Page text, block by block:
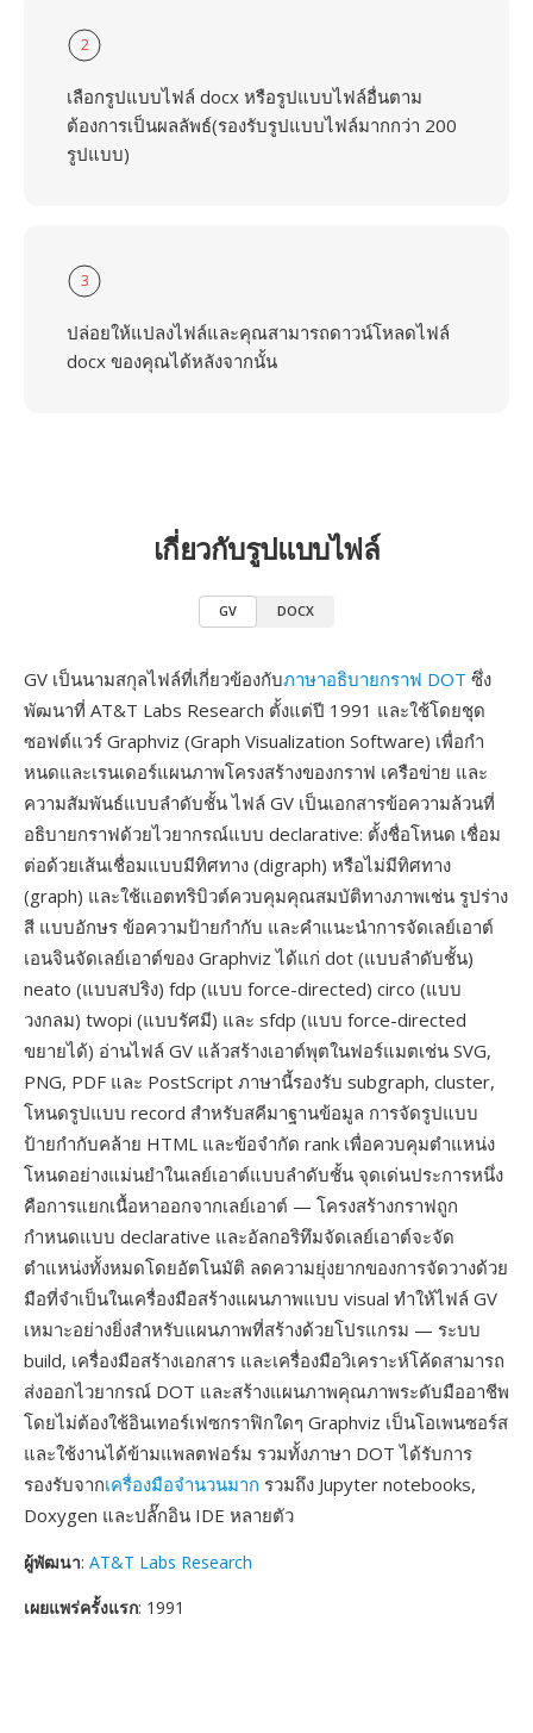
2
เลือกรูปแบบไฟล์ docx หรือรูปแบบไฟล์อื่นตาม
ต้องการเป็นผลลัพธ์(รองรับรูปแบบไฟล์มากกว่า 200
รูปแบบ)
3
ปล่อยให้แปลงไฟล์และคุณสามารถดาวน์โหลดไฟล์
docx ของคุณได้หลังจากนั้น
เกี่ยวกับรูปแบบไฟล์
GV DOCX
GV เป็นนามสกุลไฟล์ที่เกี่ยวข้องกับภาษาอธิบายกราฟ DOT ซึ่ง
พัฒนาที่ AT&T Labs Research ตั้งแต่ปี 1991 และใช้โดยชุด
ซอฟต์แวร์ Graphviz (Graph Visualization Software) เพื่อกำ
หนดและเรนเดอร์แผนภาพโครงสร้างของกราฟ เครือข่าย และ
ความสัมพันธ์แบบลำดับชั้น ไฟล์ GV เป็นเอกสารข้อความล้วนที่
อธิบายกราฟด้วยไวยากรณ์แบบ declarative: ตั้งชื่อโหนด เชื่อม
ต่อด้วยเส้นเชื่อมแบบมีทิศทาง (digraph) หรือไม่มีทิศทาง
(graph) และใช้แอตทริบิวต์ควบคุมคุณสมบัติทางภาพเช่น รูปร่าง
สี แบบอักษร ข้อความป้ายกำกับ และคำแนะนำการจัดเลย์เอาต์
เอนจินจัดเลย์เอาต์ของ Graphviz ได้แก่ dot (แบบลำดับชั้น)
neato (แบบสปริง) fdp (แบบ force-directed) circo (แบบ
วงกลม) twopi (แบบรัศมี) และ sfdp (แบบ force-directed
ขยายได้) อ่านไฟล์ GV แล้วสร้างเอาต์พุตในฟอร์แมตเช่น SVG,
PNG, PDF และ PostScript ภาษานี้รองรับ subgraph, cluster,
โหนดรูปแบบ record สำหรับสคีมาฐานข้อมูล การจัดรูปแบบ
ป้ายกำกับคล้าย HTML และข้อจำกัด rank เพื่อควบคุมตำแหน่ง
โหนดอย่างแม่นยำในเลย์เอาต์แบบลำดับชั้น จุดเด่นประการหนึ่ง
คือการแยกเนื้อหาออกจากเลย์เอาต์ — โครงสร้างกราฟถูก
กำหนดแบบ declarative และอัลกอริทึมจัดเลย์เอาต์จะจัด
ตำแหน่งทั้งหมดโดยอัตโนมัติ ลดความยุ่งยากของการจัดวางด้วย
มือที่จำเป็นในเครื่องมือสร้างแผนภาพแบบ visual ทำให้ไฟล์ GV
เหมาะอย่างยิ่งสำหรับแผนภาพที่สร้างด้วยโปรแกรม — ระบบ
build, เครื่องมือสร้างเอกสาร และเครื่องมือวิเคราะห์โค้ดสามารถ
ส่งออกไวยากรณ์ DOT และสร้างแผนภาพคุณภาพระดับมืออาชีพ
โดยไม่ต้องใช้อินเทอร์เฟซกราฟิกใดๆ Graphviz เป็นโอเพนซอร์ส
และใช้งานได้ข้ามแพลตฟอร์ม รวมทั้งภาษา DOT ได้รับการ
รองรับจากเครื่องมือจำนวนมาก รวมถึง Jupyter notebooks,
Doxygen และปลั๊กอิน IDE หลายตัว
ผู้พัฒนา: AT&T Labs Research
เผยแพร่ครั้งแรก: 1991